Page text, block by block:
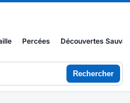
Percées Découvertes
Rechercher